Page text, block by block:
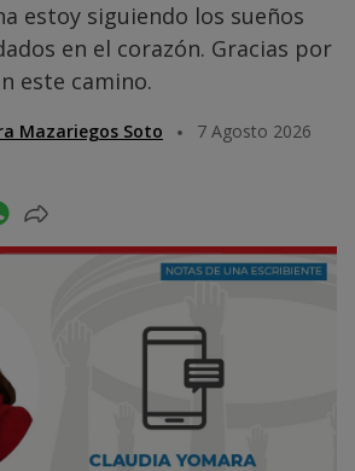
estoy siguiendo los sueños
en el corazón. Gracias por
este camino.
Mazariegos Soto
7 Agosto 2026